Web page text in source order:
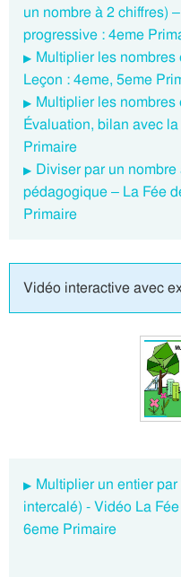
un nombre à 2 chiffres)
progressive : 4eme
Multiplier les nombres
Leçon : 4eme, 5eme
Multiplier les nombres
Évaluation, bilan avec
Primaire
Diviser par un
pédagogique – La Fée
Primaire
Vidéo interactive avec
Multiplier un entier
intercalé) - Vidéo La
6eme Primaire